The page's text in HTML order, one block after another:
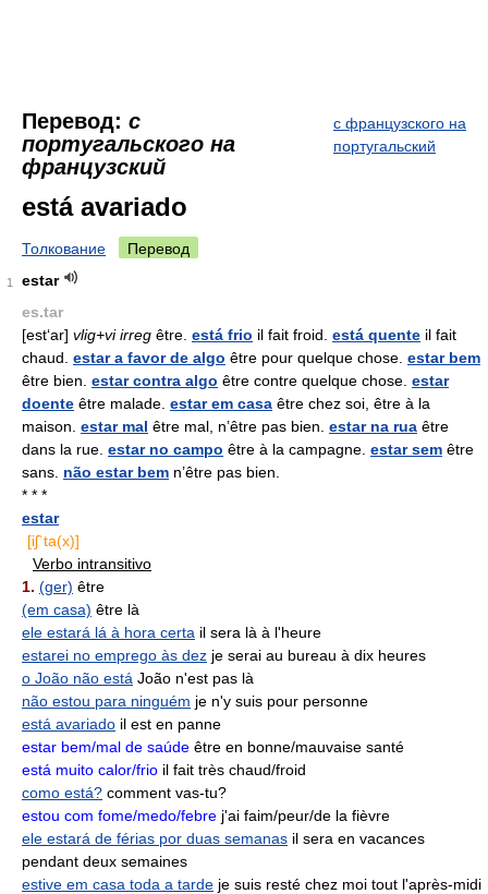
Перевод: с
португальского на
французский
с французского на
португальский
está avariado
Толкование Перевод
1
estar
es.tar
[est‘ar] vlig+vi irreg être. está frio il fait froid. está quente il fait
chaud. estar a favor de algo être pour quelque chose. estar bem
être bien. estar contra algo être contre quelque chose. estar
doente être malade. estar em casa être chez soi, être à la
maison. estar mal être mal, n’être pas bien. estar na rua être
dans la rue. estar no campo être à la campagne. estar sem être
sans. não estar bem n’être pas bien.
* * *
estar
[iʃ`ta(x)]
Verbo intransitivo
1. (ger) être
(em casa) être là
ele estará lá à hora certa il sera là à l'heure
estarei no emprego às dez je serai au bureau à dix heures
o João não está João n'est pas là
não estou para ninguém je n'y suis pour personne
está avariado il est en panne
estar bem/mal de saúde être en bonne/mauvaise santé
está muito calor/frio il fait très chaud/froid
como está? comment vas-tu?
estou com fome/medo/febre j'ai faim/peur/de la fièvre
ele estará de férias por duas semanas il sera en vacances
pendant deux semaines
estive em casa toda a tarde je suis resté chez moi tout l'après-midi